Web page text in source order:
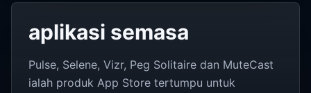
aplikasi semasa
Pulse, Selene, Vizr, Peg Solitaire dan MuteCast
ialah produk App Store tertumpu untuk